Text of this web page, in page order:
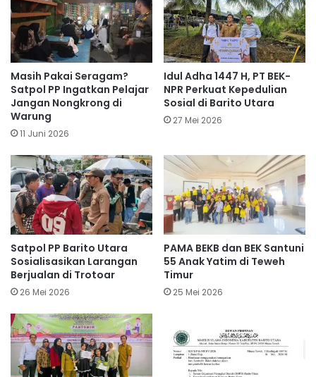
Masih Pakai Seragam?
Satpol PP Ingatkan Pelajar
Jangan Nongkrong di
Warung
11 Juni 2026
Idul Adha 1447 H, PT BEK-
NPR Perkuat Kepedulian
Sosial di Barito Utara
27 Mei 2026
Satpol PP Barito Utara
Sosialisasikan Larangan
Berjualan di Trotoar
26 Mei 2026
PAMA BEKB dan BEK Santuni
55 Anak Yatim di Teweh
Timur
25 Mei 2026